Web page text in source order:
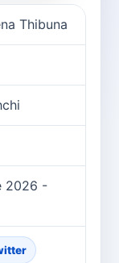
Thibuna
2026 -